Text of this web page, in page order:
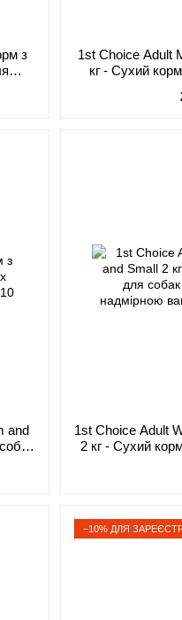
з
1st Choice Adult
кг - Сухий
and
1st Choice Adult
2 кг - Сухий
−10% ДЛЯ